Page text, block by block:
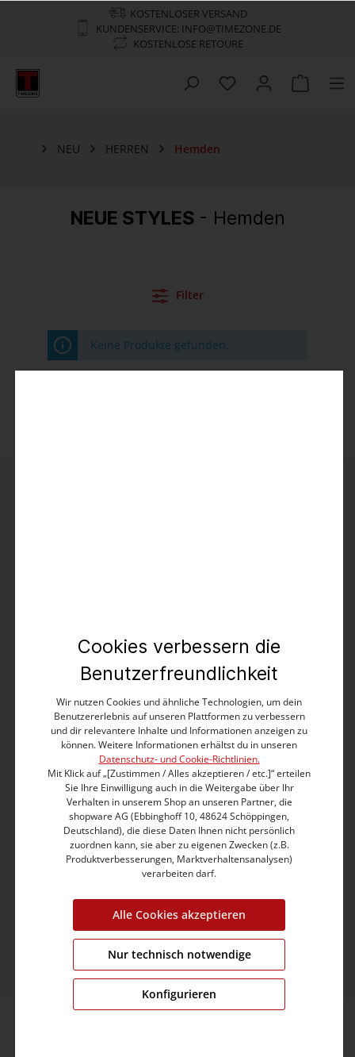
KOSTENLOSER VERSAND
KUNDENSERVICE: INFO@TIMEZONE.DE
KOSTENLOSE RETOURE
NEU HERREN Hemden
NEUE STYLES - Hemden
Filter
Keine Produkte gefunden.
32052 Herford (DE)
Kundenservice
info@timezone.de
Kontaktformular
Kundeninformation
Unternehmen
© 2026 TIMEZONE GmbH
* Alle Preise inkl. gesetzl. Mehrwertsteuer zzgl.
Versandkostenund ggf. Nachnahmegebühren, wenn
nicht anders angegeben.
Cookies verbessern die
Benutzerfreundlichkeit
Wir nutzen Cookies und ähnliche Technologien, um dein
Benutzererlebnis auf unseren Plattformen zu verbessern
und dir relevantere Inhalte und Informationen anzeigen zu
können. Weitere Informationen erhältst du in unseren
Datenschutz- und Cookie-Richtlinien.
Mit Klick auf „[Zustimmen / Alles akzeptieren / etc.]“ erteilen
Sie Ihre Einwilligung auch in die Weitergabe über Ihr
Verhalten in unserem Shop an unseren Partner, die
shopware AG (Ebbinghoff 10, 48624 Schöppingen,
Deutschland), die diese Daten Ihnen nicht persönlich
zuordnen kann, sie aber zu eigenen Zwecken (z.B.
Produktverbesserungen, Marktverhaltensanalysen)
verarbeiten darf.
Alle Cookies akzeptieren
Nur technisch notwendige
Konfigurieren